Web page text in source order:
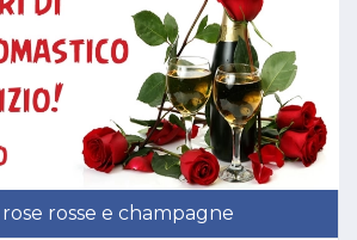
rosse e champagne